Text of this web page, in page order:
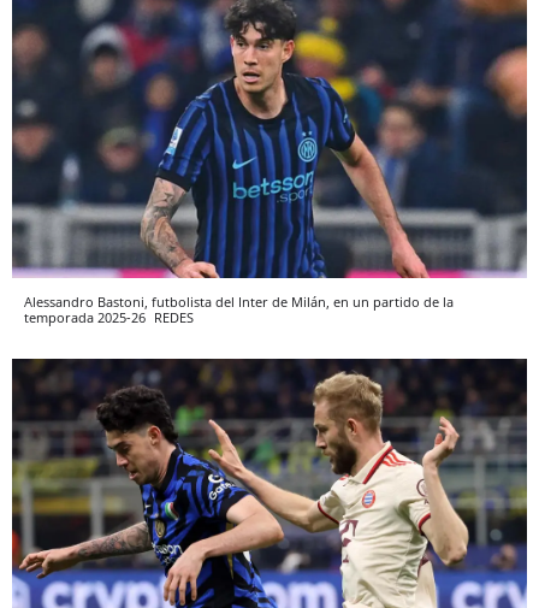
Alessandro Bastoni, futbolista del Inter de Milán, en un partido de la
temporada 2025-26 REDES